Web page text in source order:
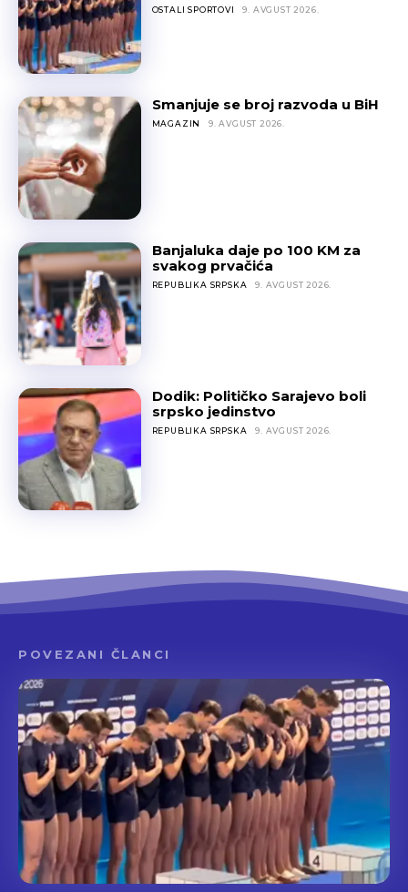
OSTALI SPORTOVI 9. AVGUST 2026.
Smanjuje se broj razvoda u BiH
MAGAZIN 9. AVGUST 2026.
Banjaluka daje po 100 KM za
svakog prvačića
REPUBLIKA SRPSKA 9. AVGUST 2026.
Dodik: Političko Sarajevo boli
srpsko jedinstvo
REPUBLIKA SRPSKA 9. AVGUST 2026.
POVEZANI ČLANCI